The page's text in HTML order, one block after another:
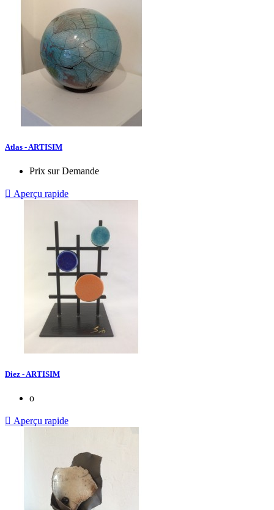
Atlas - ARTISIM
Prix sur Demande
 Aperçu rapide
Diez - ARTISIM
o
 Aperçu rapide